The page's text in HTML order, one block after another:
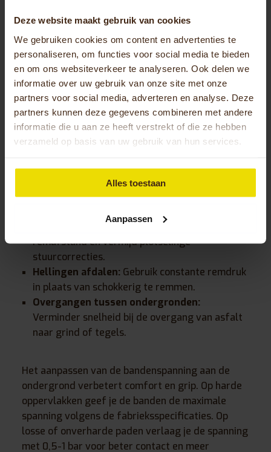
Deze website maakt gebruik van cookies
We gebruiken cookies om content en advertenties te
personaliseren, om functies voor social media te bieden
en om ons websiteverkeer te analyseren. Ook delen we
informatie over uw gebruik van onze site met onze
partners voor social media, adverteren en analyse. Deze
partners kunnen deze gegevens combineren met andere
informatie die u aan ze heeft verstrekt of die ze hebben
verzameld op basis van uw gebruik van hun services.
Alles toestaan
Aanpassen
Snelheidsaanpassing is cruciaal voor veilig fietsen
op wisselende ondergronden. Op asfalt kun je
comfortabel 15-20 km/u rijden, maar op
grindpaden of onverharde wegen is 10-12 km/u
veiliger. Plotseling remmen op losse
ondergronden kan de wielen laten blokkeren, dus
anticipeer tijdig op obstakels.
Kuilen en obstakels:Rijd er recht overheen in
plaats van schuin, zodat beide achterwielen
Natte omstandigheden:
Verleng je
remafstand en vermijd plotselinge
stuurcorrecties.
Hellingen afdalen: Gebruik constante remdruk
in plaats van schokkerig te remmen.
Overgangen tussen ondergronden:
Verminder snelheid bij de overgang van asfalt
naar grind of tegels.
Het aanpassen van de bandenspanning aan de
ondergrond verbetert comfort en grip. Op harde
oppervlakken geef je de banden de maximale
spanning volgens de fabrieksspecificaties. Op
losse of onverharde paden verlaag je de spanning
met 0,5-1 bar voor beter contact en meer